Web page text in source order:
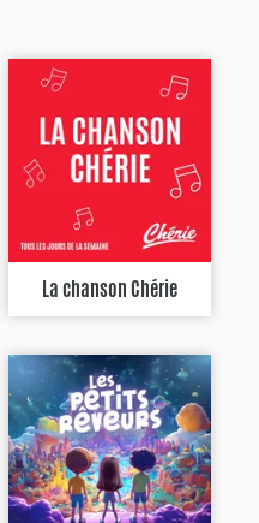
La chanson Chérie